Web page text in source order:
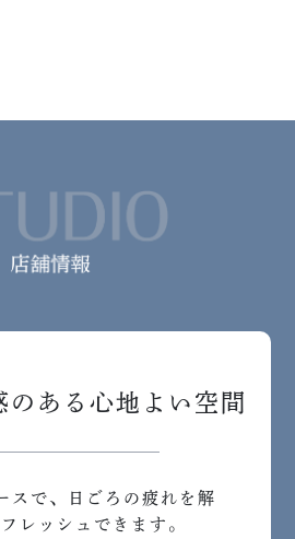
のある心地よい空間
スで、日ごろの疲れを解
レッシュできます。